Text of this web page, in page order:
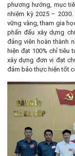
phương hướng, mục
nhiệm kỳ 2025 –
vững vàng, tham gia
phấn đấu xây dựng
đảng viên hoàn thành
hiện đạt 100% chỉ tiêu
xây dựng đơn vị đạt
đảm bảo thực hiện tốt